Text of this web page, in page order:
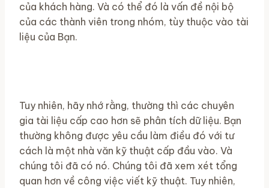
của khách hàng. Và có thể đó là vấn đề nội bộ
của các thành viên trong nhóm, tùy thuộc vào tài
liệu của Bạn.
Tuy nhiên, hãy nhớ rằng, thường thì các chuyên
gia tài liệu cấp cao hơn sẽ phân tích dữ liệu. Bạn
thường không được yêu cầu làm điều đó với tư
cách là một nhà văn kỹ thuật cấp đầu vào. Và
chúng tôi đã có nó. Chúng tôi đã xem xét tổng
quan hơn về công việc viết kỹ thuật. Tuy nhiên,